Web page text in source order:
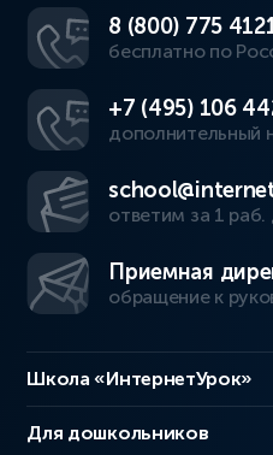
8 (800) 775
бесплатно по
+7 (495) 106
дополнительный
ответим за 1 раб.
Приемная
обращение к
Школа «ИнтернетУрок»
Для дошкольников